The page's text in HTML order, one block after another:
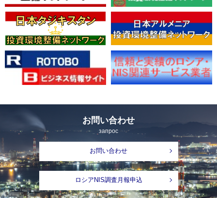
お問い合わせ
запрос
お問い合わせ
ロシアNIS調査月報申込